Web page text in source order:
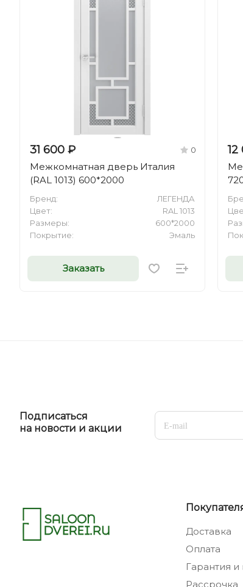
31 600 ₽ 0
Межкомнатная дверь Италия
(RAL 1013) 600*2000
Бренд:
ЛЕГЕНДА
Цвет:
RAL 1013
Размеры:
600*2000
Покрытие:
Эмаль
Заказать
Подписаться
на новости и акции
Доставка
Оплата
Гарантия и
Рассрочка